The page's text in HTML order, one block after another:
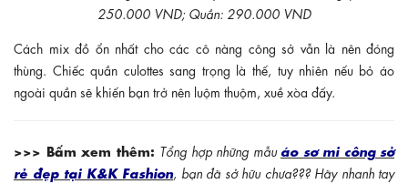
250.000 VND; Quần: 290.000 VND
Cách mix đồ ổn nhất cho các cô nàng công sở vẫn là nên đóng
thùng. Chiếc quần culottes sang trọng là thế, tuy nhiên nếu bỏ áo
ngoài quần sẽ khiến bạn trở nên luộm thuộm, xuề xòa đấy.
>>> Bấm xem thêm: Tổng hợp những mẫu áo sơ mi công sở
rẻ đẹp tại K&K Fashion, bạn đã sở hữu chưa??? Hãy nhanh tay